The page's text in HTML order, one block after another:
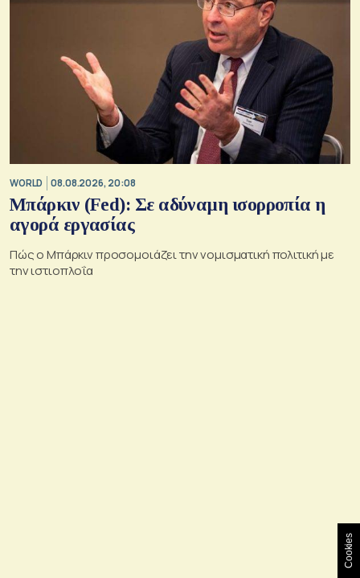
WORLD 08.08.2026, 20:08
Μπάρκιν (Fed): Σε αδύναμη ισορροπία η
αγορά εργασίας
Πώς ο Μπάρκιν προσομοιάζει την νομισματική πολιτική με
την ιστιοπλοΐα
Cookies